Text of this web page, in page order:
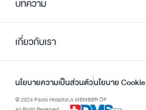
บทความ
เกี่ยวกับเรา
นโยบายความเป็นส่วนตัวนโยบาย Cookie
© 2024 Paolo Hospital.A MEMBER OF